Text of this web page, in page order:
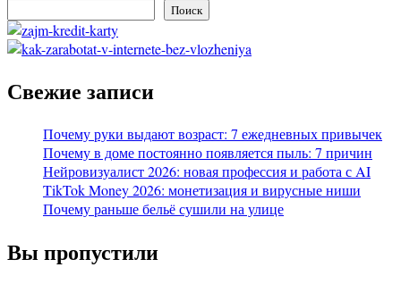
Поиск
Свежие записи
Почему руки выдают возраст: 7 ежедневных привычек
Почему в доме постоянно появляется пыль: 7 причин
Нейровизуалист 2026: новая профессия и работа с AI
TikTok Money 2026: монетизация и вирусные ниши
Почему раньше бельё сушили на улице
Вы пропустили